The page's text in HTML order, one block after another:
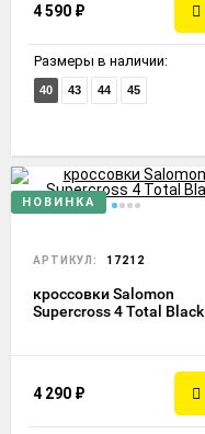
4 590 ₽
Размеры в наличии:
40 43 44 45
НОВИНКА
АРТИКУЛ: 17212
кроссовки Salomon
Supercross 4 Total Black
4 290 ₽